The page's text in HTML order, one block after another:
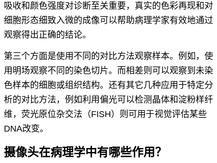
吸收和颜色强度对诊断至关重要，真实的色彩再现和对
细胞形态细致入微的成像可以帮助病理学家有效地通过
观察得出正确的结论。
第三个方面是使用不同的对比方法观察样本。例如，使
用明场观察不同的染色切片。而相差则可以观察到未染
色样本的细胞或组织结构。还有其它几种应用于特定分
析的对比方法，例如利用偏光可以检测晶体和淀粉样纤
维，荧光原位杂交法（FISH）则可用于视觉评估某些
DNA改变。
摄像头在病理学中有哪些作用？